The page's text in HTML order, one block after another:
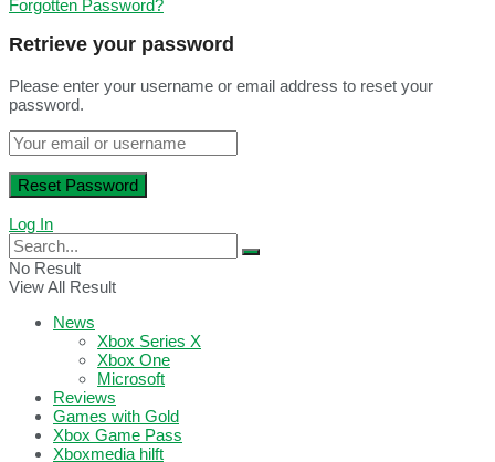
Forgotten Password?
Retrieve your password
Please enter your username or email address to reset your
password.
Log In
No Result
View All Result
News
Xbox Series X
Xbox One
Microsoft
Reviews
Games with Gold
Xbox Game Pass
Xboxmedia hilft